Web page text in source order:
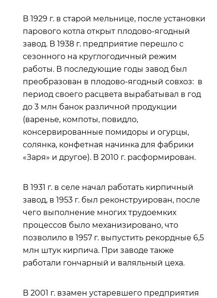
В 1929 г. в старой мельнице, после установки
парового котла открыт плодово-ягодный
завод. В 1938 г. предприятие перешло с
сезонного на круглогодичный режим
работы. В последующие годы завод был
преобразован в плодово-ягодный совхоз: в
период своего расцвета вырабатывал в год
до 3 млн банок различной продукции
(варенье, компоты, повидло,
консервированные помидоры и огурцы,
солянка, конфетная начинка для фабрики
«Заря» и другое). В 2010 г. расформирован.
В 1931 г. в селе начал работать кирпичный
завод, в 1953 г. был реконструирован, после
чего выполнение многих трудоемких
процессов было механизировано, что
позволило в 1957 г. выпустить рекордные 6,5
млн штук кирпича. При заводе также
работали гончарный и валяльный цеха.
В 2001 г. взамен устаревшего предприятия